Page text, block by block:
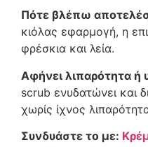
Πότε βλέπω
κιόλας εφαρμογή, η
φρέσκια και λεία.
Αφήνει λιπαρότητα ή
scrub ενυδατώνει και
χωρίς ίχνος
Συνδυάστε το με: